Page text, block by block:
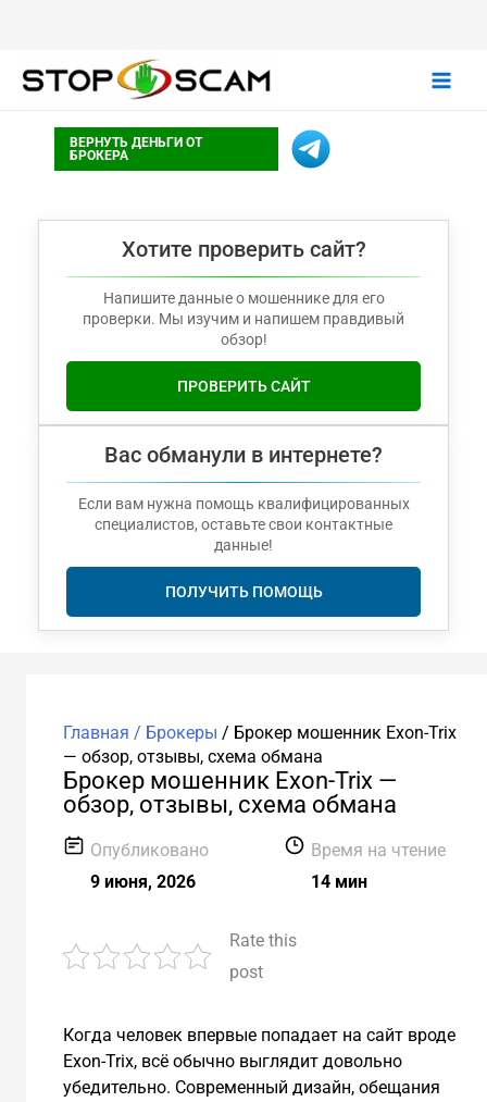
ВЕРНУТЬ ДЕНЬГИ ОТ
БРОКЕРА
Хотите проверить сайт?
Напишите данные о мошеннике для его
проверки. Мы изучим и напишем правдивый
обзор!
ПРОВЕРИТЬ САЙТ
Вас обманули в интернете?
Если вам нужна помощь квалифицированных
специалистов, оставьте свои контактные
данные!
ПОЛУЧИТЬ ПОМОЩЬ
Главная / Брокеры / Брокер мошенник Exon-Trix
— обзор, отзывы, схема обмана
Брокер мошенник Exon-Trix —
обзор, отзывы, схема обмана
Опубликовано
9 июня, 2026
Время на чтение
14 мин
Rate this
post
Когда человек впервые попадает на сайт вроде
Exon-Trix, всё обычно выглядит довольно
убедительно. Современный дизайн, обещания